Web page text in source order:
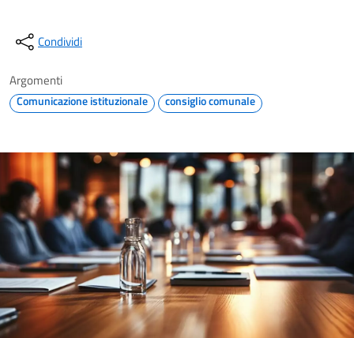
Condividi
Argomenti
Comunicazione istituzionale consiglio comunale